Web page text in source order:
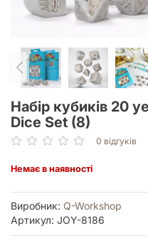
Набір кубиків 20
Dice Set (8)
0 відгуків
Немає в наявності
Виробник: Q-Workshop
Артикул: JOY-8186